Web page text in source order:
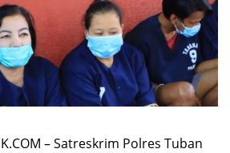
– Satreskrim Polres Tuban